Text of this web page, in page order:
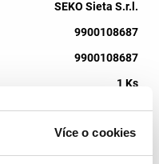
Více o cookies
SEKO Sieta S.r.l.
9900108687
9900108687
1 Ks
1 Ks
3.00 Kg